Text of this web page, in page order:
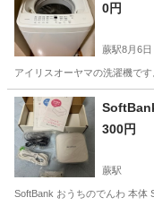
0円
蕨駅8月6日
アイリスオーヤマの洗濯機で
埼玉 川口市
300円
蕨駅
SoftBank おうちのでんわ 本体